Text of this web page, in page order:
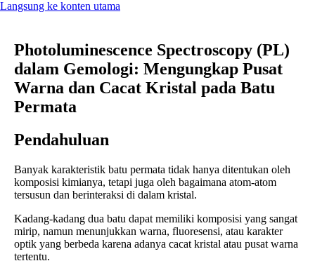
Langsung ke konten utama
Photoluminescence Spectroscopy (PL)
dalam Gemologi: Mengungkap Pusat
Warna dan Cacat Kristal pada Batu
Permata
Pendahuluan
Banyak karakteristik batu permata tidak hanya ditentukan oleh
komposisi kimianya, tetapi juga oleh bagaimana atom-atom
tersusun dan berinteraksi di dalam kristal.
Kadang-kadang dua batu dapat memiliki komposisi yang sangat
mirip, namun menunjukkan warna, fluoresensi, atau karakter
optik yang berbeda karena adanya cacat kristal atau pusat warna
tertentu.